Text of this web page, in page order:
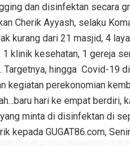
dan disinfektan secara
Cherik Ayyash, selaku
kurang dari 21 masjid, 4
1 klinik kesehatan, 1 gereja
Targetnya, hingga Covid-19
kegiatan perekonomian
hari ke empat berdiri,
minta di disinfektan di
kepada GUGAT86.com,